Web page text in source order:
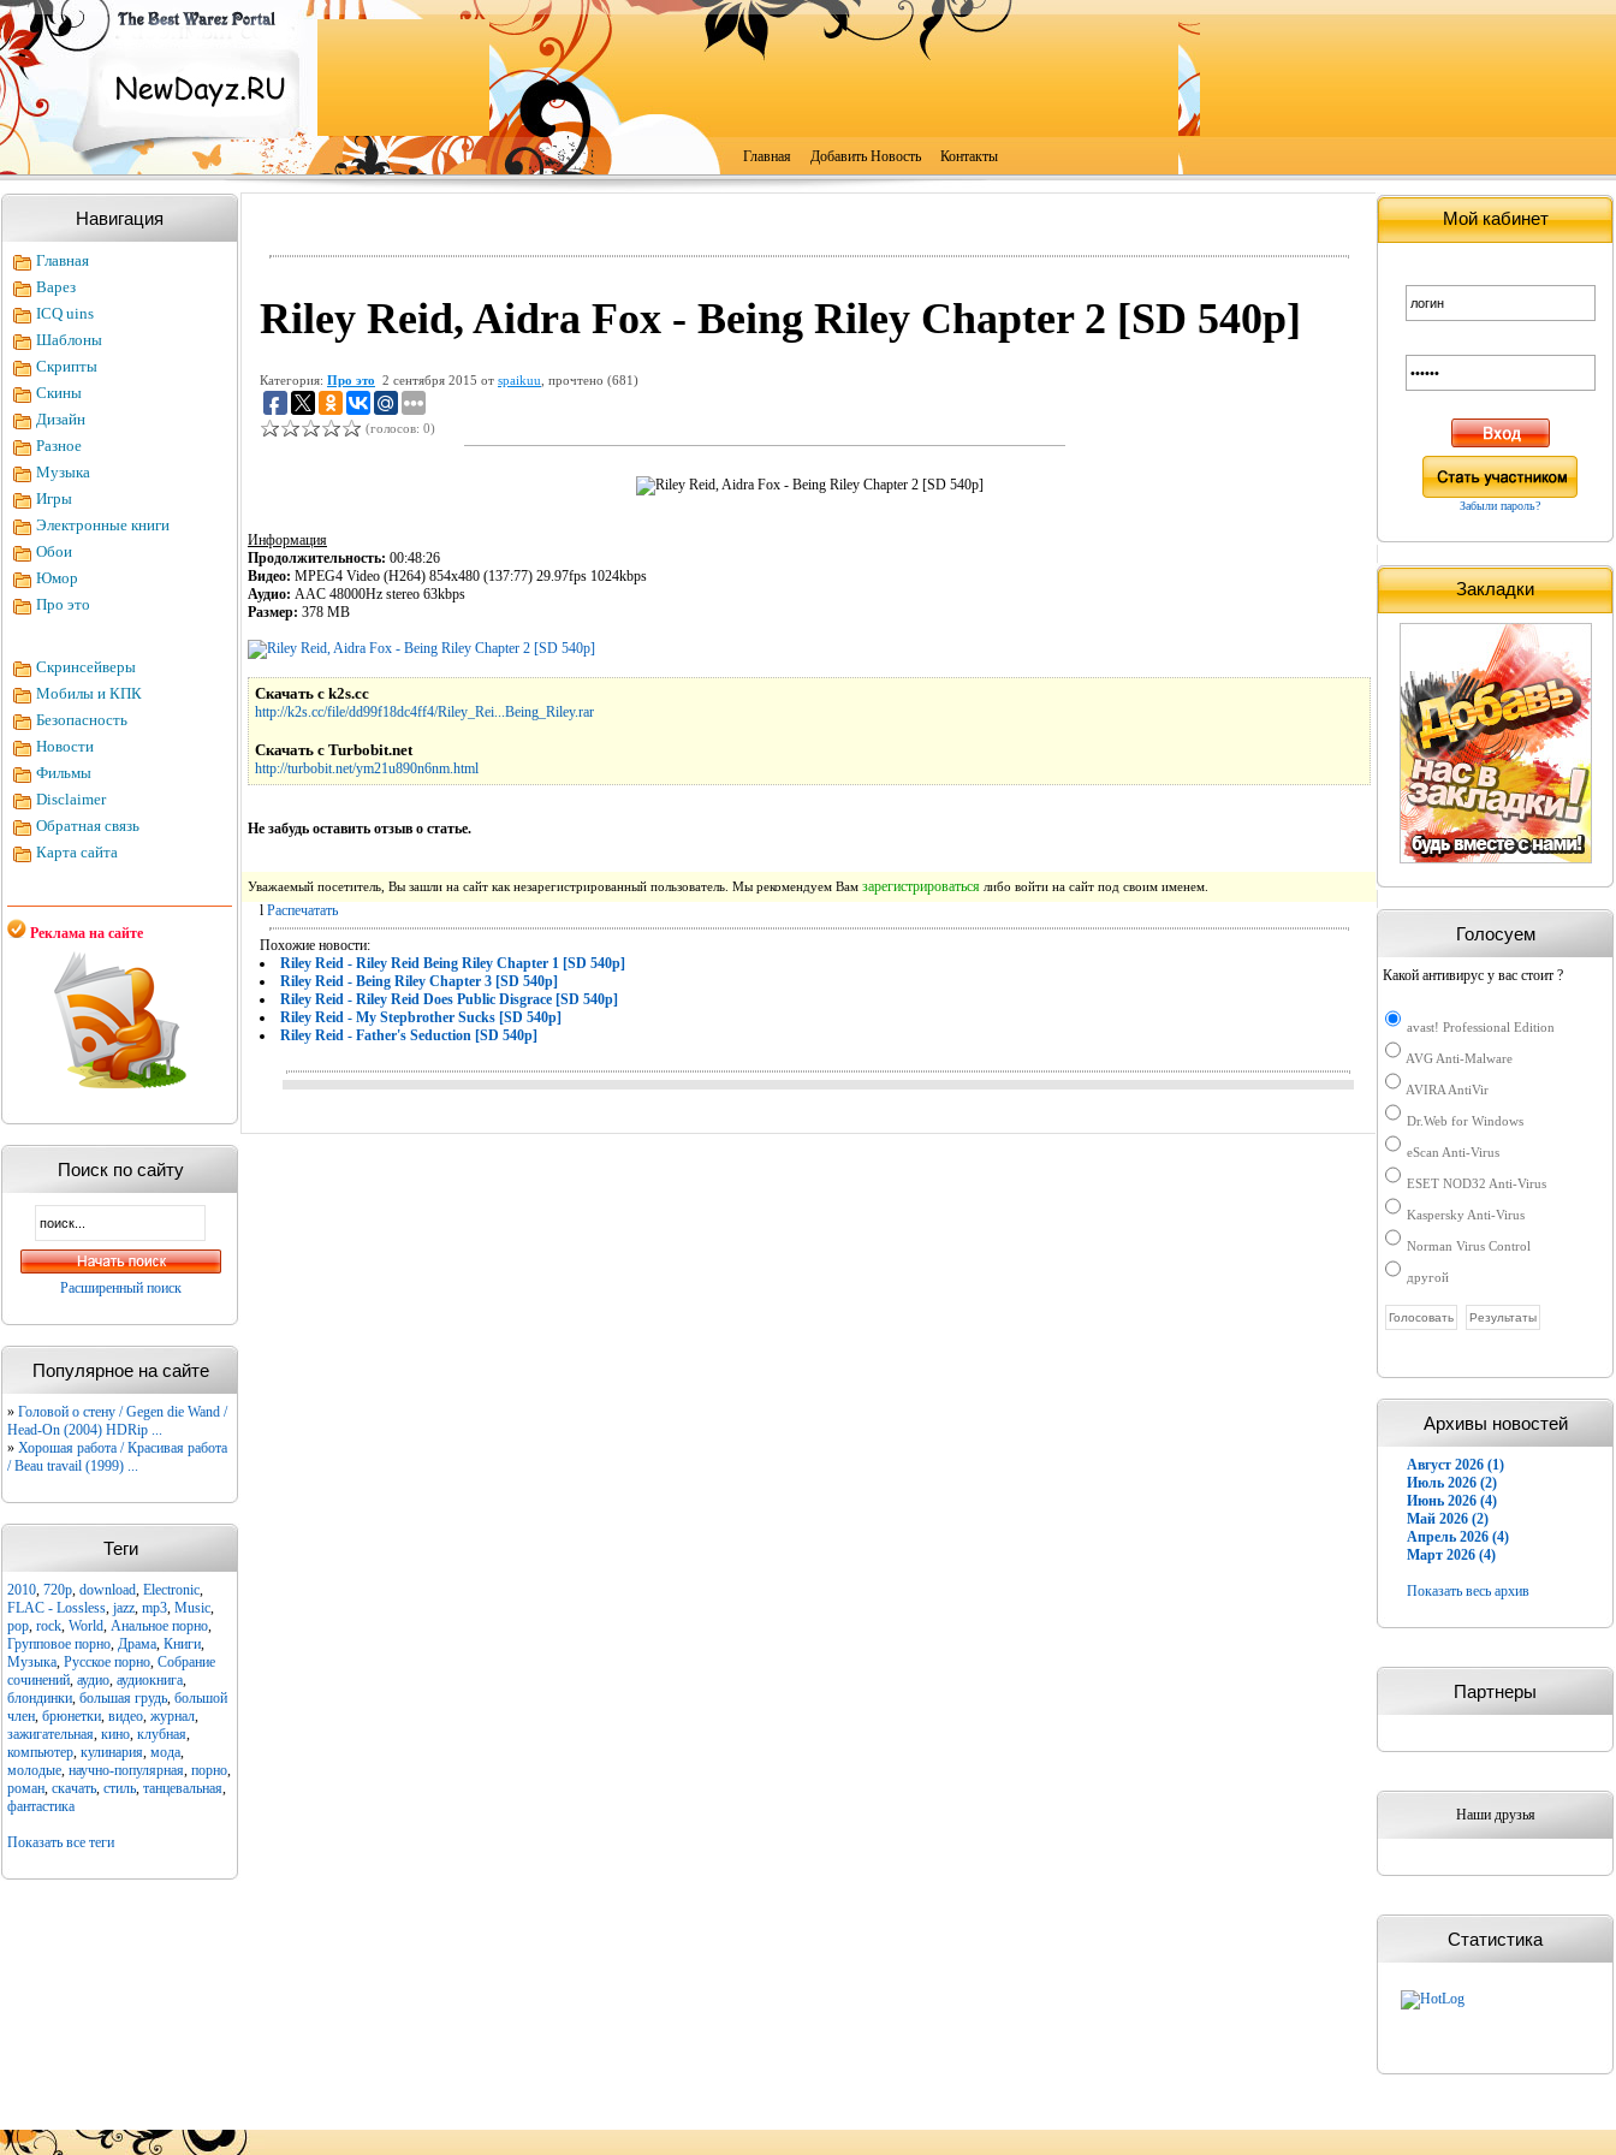
Главная Добавить Новость Контакты
Навигация
Главная
Варез
ICQ uins
Шаблоны
Скрипты
Скины
Дизайн
Разное
Музыка
Игры
Электронные книги
Обои
Юмор
Про это
Скринсейверы
Мобилы и КПК
Безопасность
Новости
Фильмы
Disclaimer
Обратная связь
Карта сайта
Реклама на сайте
Поиск по сайту
Расширенный поиск
Популярное на сайте
» Головой о стену / Gegen die Wand /
Head-On (2004) HDRip ...
» Хорошая работа / Красивая работа
/ Beau travail (1999) ...
Теги
2010, 720p, download, Electronic,
FLAC - Lossless, jazz, mp3, Music,
pop, rock, World, Анальное порно,
Групповое порно, Драма, Книги,
Музыка, Русское порно, Собрание
сочинений, аудио, аудиокнига,
блондинки, большая грудь, большой
член, брюнетки, видео, журнал,
зажигательная, кино, клубная,
компьютер, кулинария, мода,
молодые, научно-популярная, порно,
роман, скачать, стиль, танцевальная,
фантастика
Показать все теги
Riley Reid, Aidra Fox - Being Riley Chapter 2 [SD 540p]
Категория: Про это 2 сентября 2015 от spaikuu , прочтено (681)
(голосов: 0)
Информация
Продолжительность: 00:48:26
Видео: MPEG4 Video (H264) 854x480 (137:77) 29.97fps 1024kbps
Аудио: AAC 48000Hz stereo 63kbps
Размер: 378 MB
Скачать с k2s.cc
http://k2s.cc/file/dd99f18dc4ff4/Riley_Rei...Being_Riley.rar
Скачать с Turbobit.net
http://turbobit.net/ym21u890n6nm.html
Не забудь оставить отзыв о статье.
Уважаемый посетитель, Вы зашли на сайт как незарегистрированный пользователь. Мы рекомендуем Вам зарегистрироваться либо войти на сайт под своим именем.
l Распечатать
Похожие новости:
Riley Reid - Riley Reid Being Riley Chapter 1 [SD 540p]
Riley Reid - Being Riley Chapter 3 [SD 540p]
Riley Reid - Riley Reid Does Public Disgrace [SD 540p]
Riley Reid - My Stepbrother Sucks [SD 540p]
Riley Reid - Father's Seduction [SD 540p]
Мой кабинет
Забыли пароль?
Закладки
Голосуем
Какой антивирус у вас стоит ?
avast! Professional Edition
AVG Anti-Malware
AVIRA AntiVir
Dr.Web for Windows
eScan Anti-Virus
ESET NOD32 Anti-Virus
Kaspersky Anti-Virus
Norman Virus Control
другой
Архивы новостей
Август 2026 (1)
Июль 2026 (2)
Июнь 2026 (4)
Май 2026 (2)
Апрель 2026 (4)
Март 2026 (4)
Показать весь архив
Партнеры
Наши друзья
Статистика